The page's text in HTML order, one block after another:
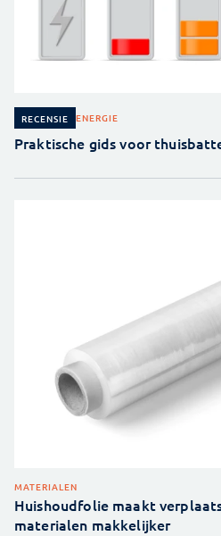
RECENSIE ENERGIE
Praktische gids voor
MATERIALEN
Huishoudfolie maakt
materialen makkelijker